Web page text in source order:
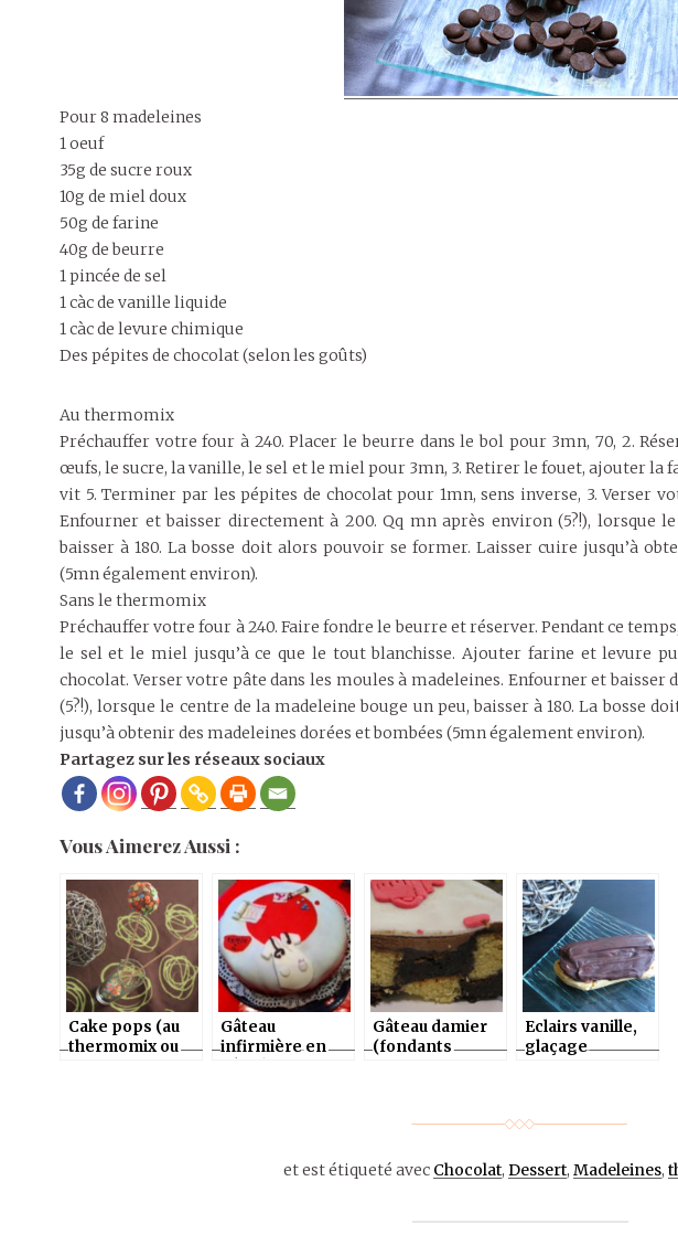
Pour 8 madeleines
1 oeuf
35g de sucre roux
10g de miel doux
50g de farine
40g de beurre
1 pincée de sel
1 càc de vanille liquide
1 càc de levure chimique
Des pépites de chocolat (selon les goûts)
Au thermomix
Préchauffer votre four à 240. Placer le beurre dans le bol pour 3mn, 70, 2.
œufs, le sucre, la vanille, le sel et le miel pour 3mn, 3. Retirer le fouet, ajouter la
vit 5. Terminer par les pépites de chocolat pour 1mn, sens inverse, 3. Verser
Enfourner et baisser directement à 200. Qq mn après environ (5?!), lorsque
baisser à 180. La bosse doit alors pouvoir se former. Laisser cuire jusqu’à
(5mn également environ).
Sans le thermomix
Préchauffer votre four à 240. Faire fondre le beurre et réserver. Pendant ce
le sel et le miel jusqu’à ce que le tout blanchisse. Ajouter farine et levure
chocolat. Verser votre pâte dans les moules à madeleines. Enfourner et
(5?!), lorsque le centre de la madeleine bouge un peu, baisser à 180. La bosse
jusqu’à obtenir des madeleines dorées et bombées (5mn également environ).
Partagez sur les réseaux sociaux
Vous Aimerez Aussi :
Cake pops (au
thermomix ou
Gâteau
infirmière en
Gâteau damier
(fondants
thermomix ou
Eclairs vanille,
glaçage
et est étiqueté avec Chocolat, Dessert, Madeleines,